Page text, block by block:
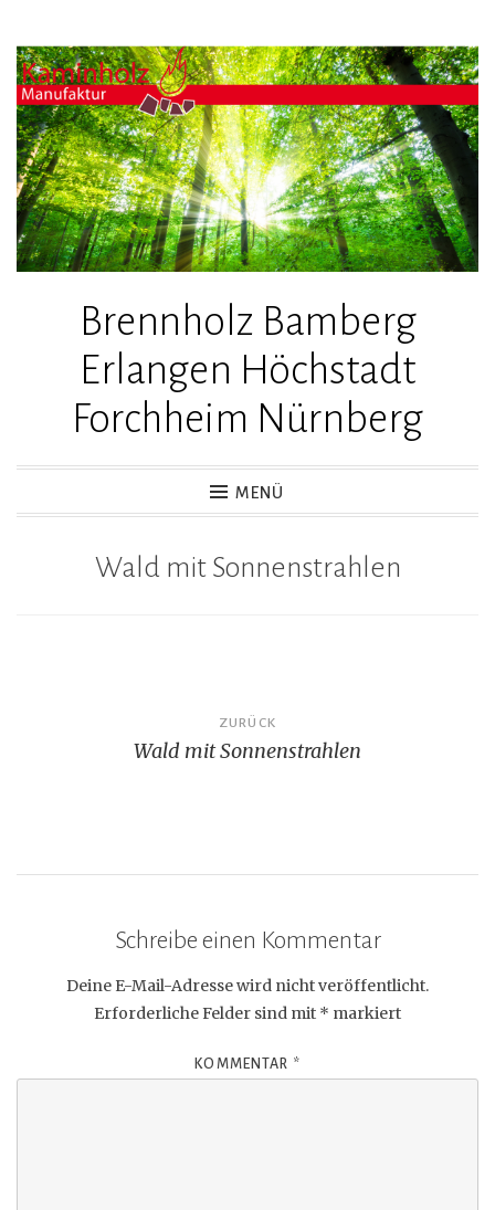
Zum
Inhalt
springen
Brennholz Bamberg
Erlangen Höchstadt
Forchheim Nürnberg
MENÜ
Wald mit Sonnenstrahlen
Beitragsnavigation
ZURÜCK
Wald mit Sonnenstrahlen
Schreibe einen Kommentar
Deine E-Mail-Adresse wird nicht veröffentlicht.
Erforderliche Felder sind mit * markiert
KOMMENTAR *